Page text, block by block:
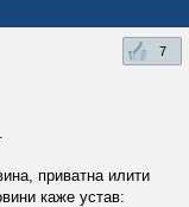
7
приватна илити
каже устав: